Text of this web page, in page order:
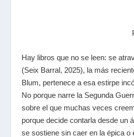
Hay libros que no se leen: se
(Seix Barral, 2025), la más
Blum, pertenece a esa estirpe
No porque narre la Segunda
sobre el que muchas veces
porque decide contarla desde un
se sostiene sin caer en la épica o